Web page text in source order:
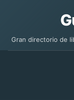
Gran directorio de